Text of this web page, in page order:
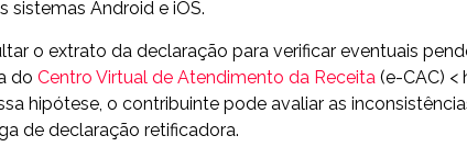
sistemas Android e iOS.
o extrato da declaração para verificar eventuais
do Centro Virtual de Atendimento da Receita (e-CAC)
hipótese, o contribuinte pode avaliar as
de declaração retificadora.